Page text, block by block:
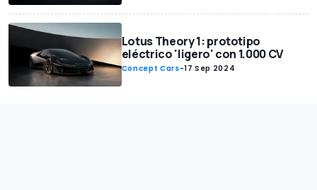
Lotus Theory 1: prototipo
eléctrico 'ligero' con 1.000 CV
Concept Cars-17 Sep 2024